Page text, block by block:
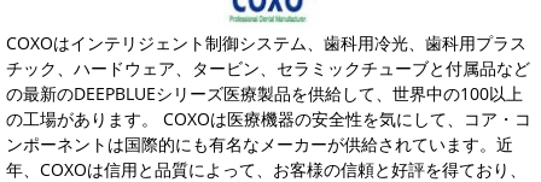
COXOはインテリジェント制御システム、歯科用冷光、歯科用プラス
チック、ハードウェア、タービン、セラミックチューブと付属品など
の最新のDEEPBLUEシリーズ医療製品を供給して、世界中の100以上
の工場があります。 COXOは医療機器の安全性を気にして、コア・コ
ンポーネントは国際的にも有名なメーカーが供給されています。近
年、COXOは信用と品質によって、お客様の信頼と好評を得ており、